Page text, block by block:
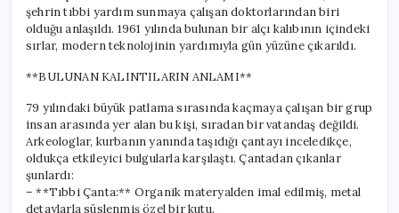
şehrin tıbbi yardım sunmaya çalışan doktorlarından biri
olduğu anlaşıldı. 1961 yılında bulunan bir alçı kalıbının içindeki
sırlar, modern teknolojinin yardımıyla gün yüzüne çıkarıldı.
**BULUNAN KALINTILARIN ANLAMI**
79 yılındaki büyük patlama sırasında kaçmaya çalışan bir grup
insan arasında yer alan bu kişi, sıradan bir vatandaş değildi.
Arkeologlar, kurbanın yanında taşıdığı çantayı inceledikçe,
oldukça etkileyici bulgularla karşılaştı. Çantadan çıkanlar
şunlardı:
– **Tıbbi Çanta:** Organik materyalden imal edilmiş, metal
detaylarla süslenmiş özel bir kutu.